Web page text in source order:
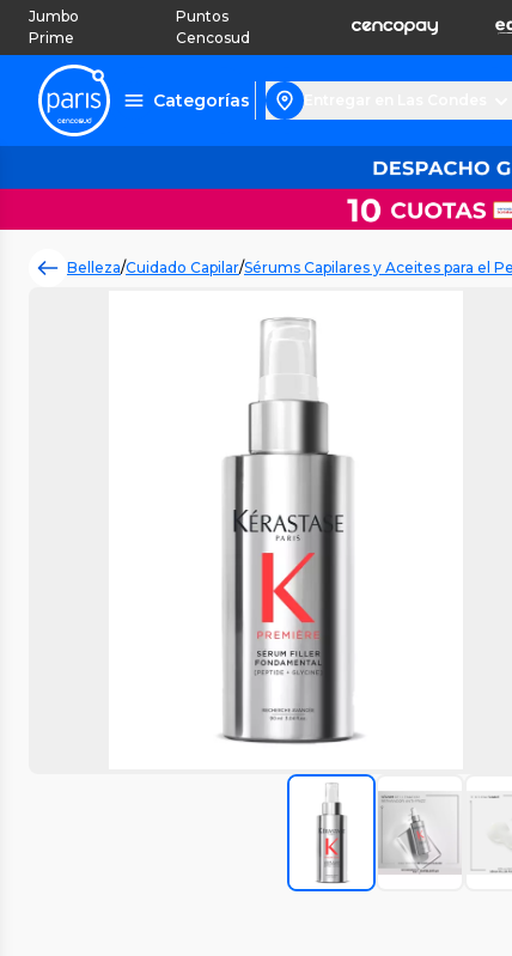
Jumbo
Prime
Puntos
Cencosud
Categorías
Belleza/Cuidado Capilar/Sérums Capilares y Aceites para el